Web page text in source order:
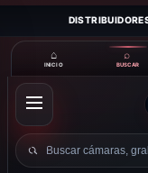
⌂
INICIO
⌕
BUSCAR
ABRIR
MENÚ
Buscar